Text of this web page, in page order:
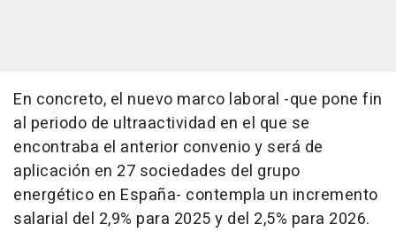
En concreto, el nuevo marco laboral -que pone fin
al periodo de ultraactividad en el que se
encontraba el anterior convenio y será de
aplicación en 27 sociedades del grupo
energético en España- contempla un incremento
salarial del 2,9% para 2025 y del 2,5% para 2026.